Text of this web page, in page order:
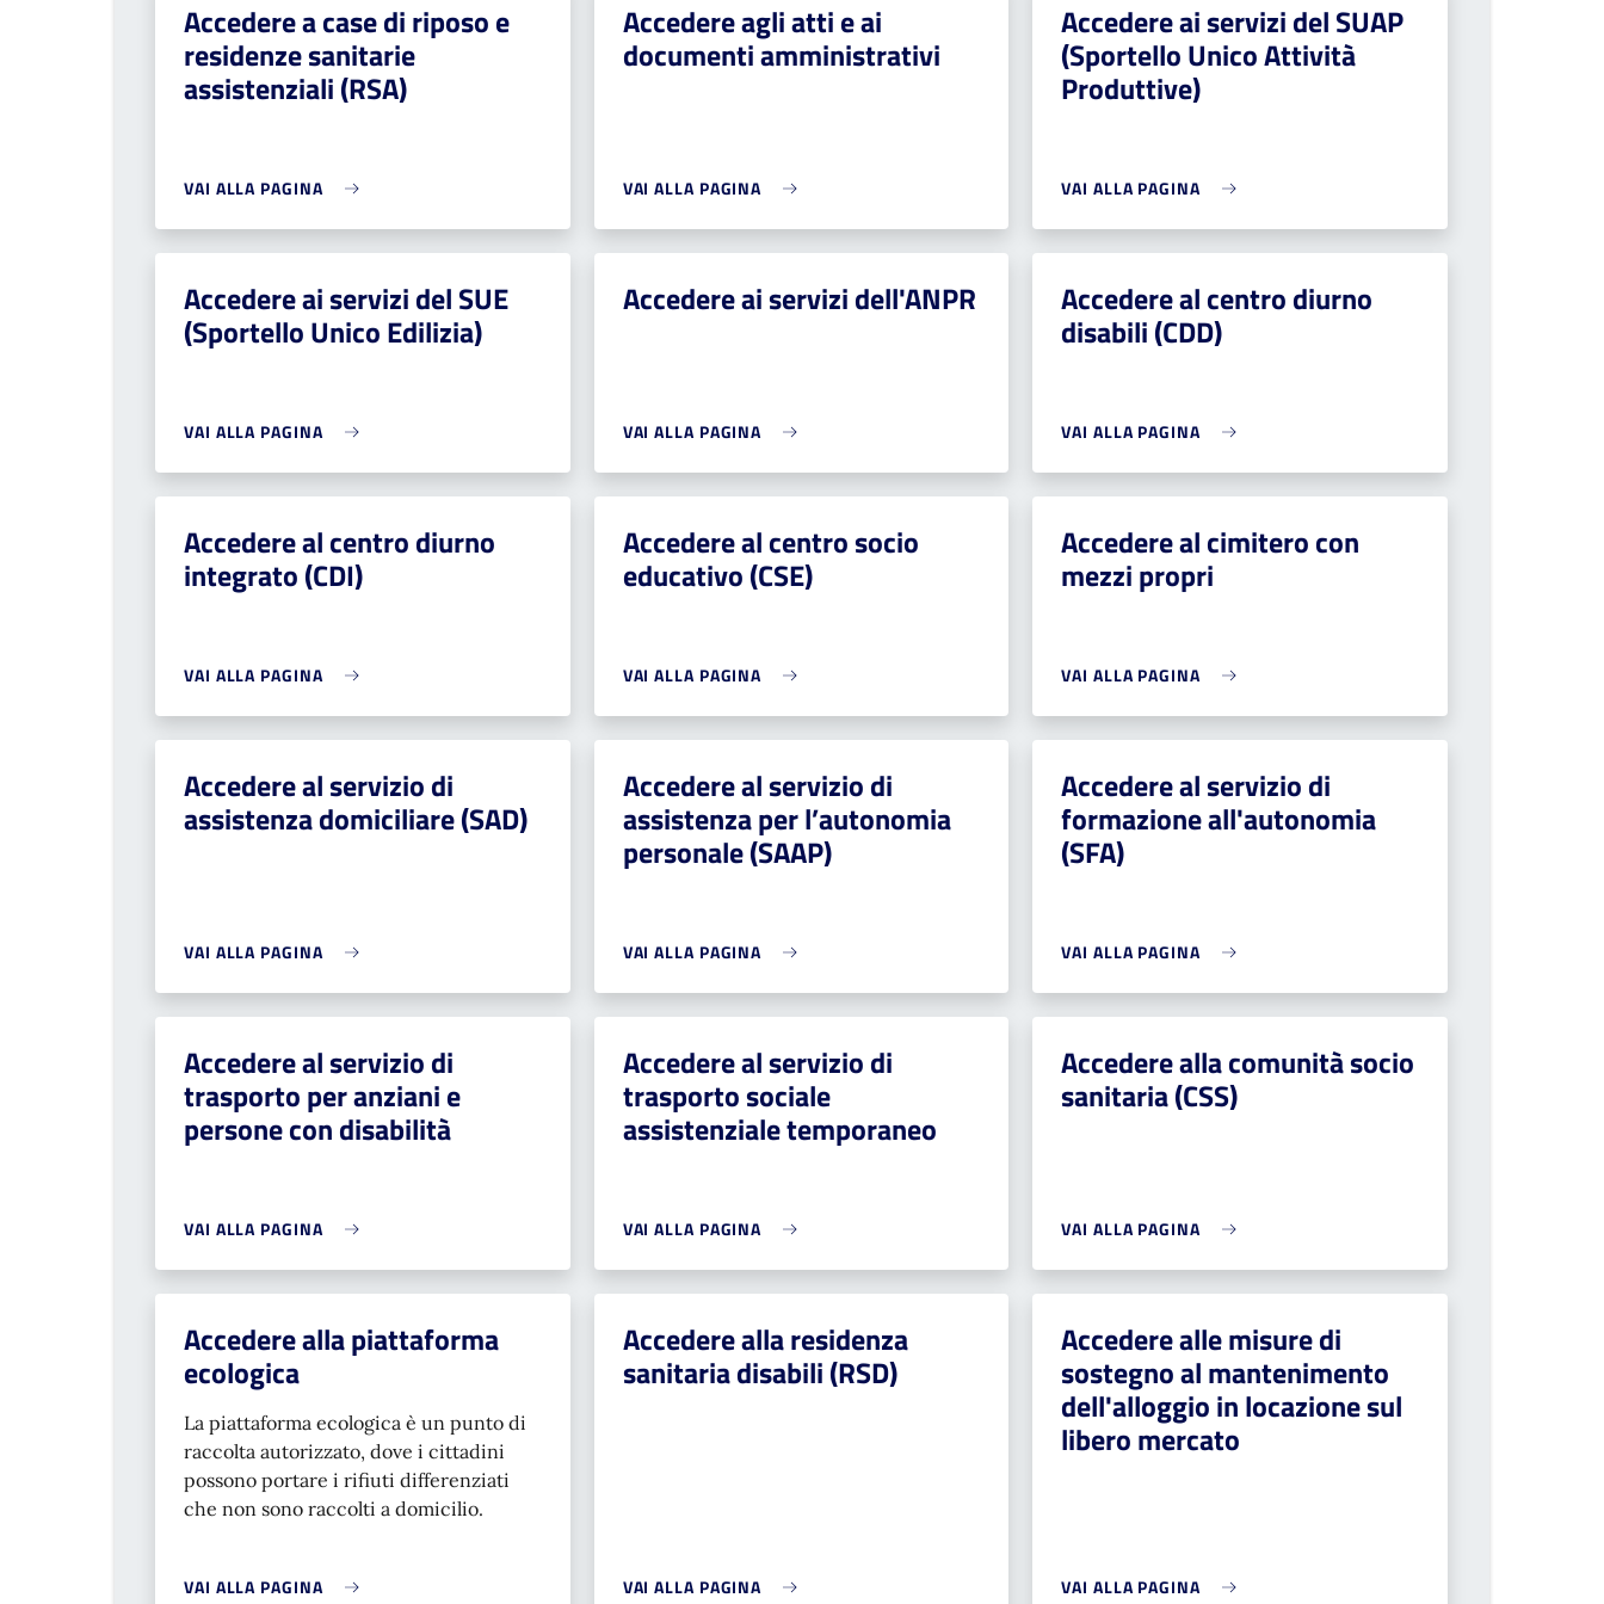
Accedere a case di riposo e
residenze sanitarie
assistenziali (RSA)
VAI ALLA PAGINA
Accedere agli atti e ai
documenti amministrativi
VAI ALLA PAGINA
Accedere ai servizi del SUAP
(Sportello Unico Attività
Produttive)
VAI ALLA PAGINA
Accedere ai servizi del SUE
(Sportello Unico Edilizia)
VAI ALLA PAGINA
Accedere ai servizi dell'ANPR
VAI ALLA PAGINA
Accedere al centro diurno
disabili (CDD)
VAI ALLA PAGINA
Accedere al centro diurno
integrato (CDI)
VAI ALLA PAGINA
Accedere al centro socio
educativo (CSE)
VAI ALLA PAGINA
Accedere al cimitero con
mezzi propri
VAI ALLA PAGINA
Accedere al servizio di
assistenza domiciliare (SAD)
VAI ALLA PAGINA
Accedere al servizio di
assistenza per l’autonomia
personale (SAAP)
VAI ALLA PAGINA
Accedere al servizio di
formazione all'autonomia
(SFA)
VAI ALLA PAGINA
Accedere al servizio di
trasporto per anziani e
persone con disabilità
VAI ALLA PAGINA
Accedere al servizio di
trasporto sociale
assistenziale temporaneo
VAI ALLA PAGINA
Accedere alla comunità socio
sanitaria (CSS)
VAI ALLA PAGINA
Accedere alla piattaforma
ecologica
La piattaforma ecologica è un punto di
raccolta autorizzato, dove i cittadini
possono portare i rifiuti differenziati
che non sono raccolti a domicilio.
VAI ALLA PAGINA
Accedere alla residenza
sanitaria disabili (RSD)
VAI ALLA PAGINA
Accedere alle misure di
sostegno al mantenimento
dell'alloggio in locazione sul
libero mercato
VAI ALLA PAGINA